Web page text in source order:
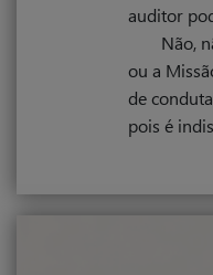
auditor
Não,
ou a
de
pois é